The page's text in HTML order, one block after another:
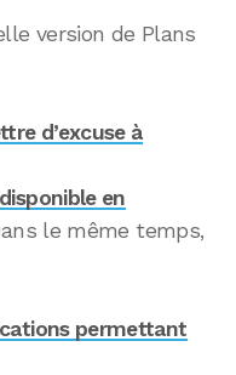
version de Plans
d’excuse à
disponible en
le même temps,
permettant